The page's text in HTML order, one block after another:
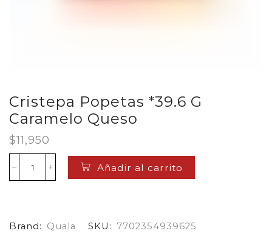
Cristepa Popetas *39.6 G
Caramelo Queso
$11,950
Cristepa
Popetas
Queso
Añadir al carrito
Brand: Quala SKU:
7702354939625